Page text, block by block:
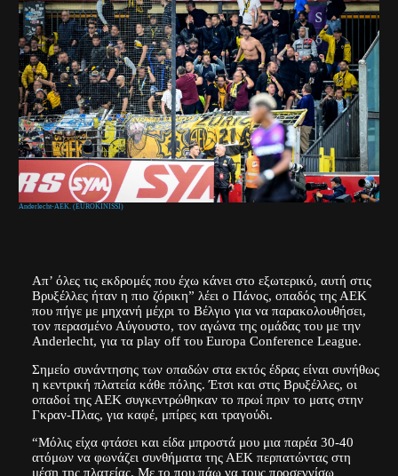
Anderlecht-AEK. (EUROKINISSI)
Απ’ όλες τις εκδρομές που έχω κάνει στο εξωτερικό, αυτή στις
Βρυξέλλες ήταν η πιο ζόρικη” λέει ο Πάνος, οπαδός της ΑΕΚ
που πήγε με μηχανή μέχρι το Βέλγιο για να παρακολουθήσει,
τον περασμένο Αύγουστο, τον αγώνα της ομάδας του με την
Anderlecht, για τα play off του Europa Conference League.
Σημείο συνάντησης των οπαδών στα εκτός έδρας είναι συνήθως
η κεντρική πλατεία κάθε πόλης. Έτσι και στις Βρυξέλλες, οι
οπαδοί της ΑΕΚ συγκεντρώθηκαν το πρωί πριν το ματς στην
Γκραν-Πλας, για καφέ, μπίρες και τραγούδι.
“Μόλις είχα φτάσει και είδα μπροστά μου μια παρέα 30-40
ατόμων να φωνάζει συνθήματα της ΑΕΚ περπατώντας στη
μέση της πλατείας. Με το που πάω να τους προσεγγίσω